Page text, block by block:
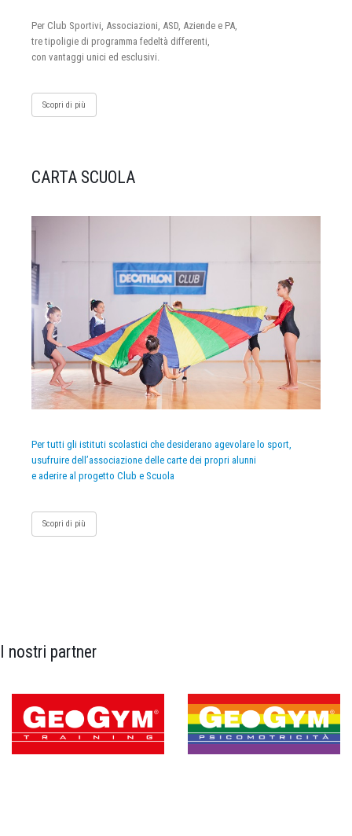
Per Club Sportivi, Associazioni, ASD, Aziende e PA,
tre tipoligie di programma fedeltà differenti,
con vantaggi unici ed esclusivi.
Scopri di più
CARTA SCUOLA
Per tutti gli istituti scolastici che desiderano agevolare lo sport,
usufruire dell’associazione delle carte dei propri alunni
e aderire al progetto Club e Scuola
Scopri di più
I nostri partner